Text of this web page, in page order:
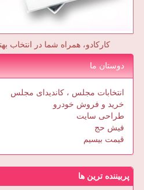
کارکادو، همراه شما در انتخاب
دوستان ما
انتخابات مجلس ، کاندیدای مجلس
خرید و فروش خودرو
طراحی سایت
فیش حج
قیمت بیسیم
پربیننده ترین ها